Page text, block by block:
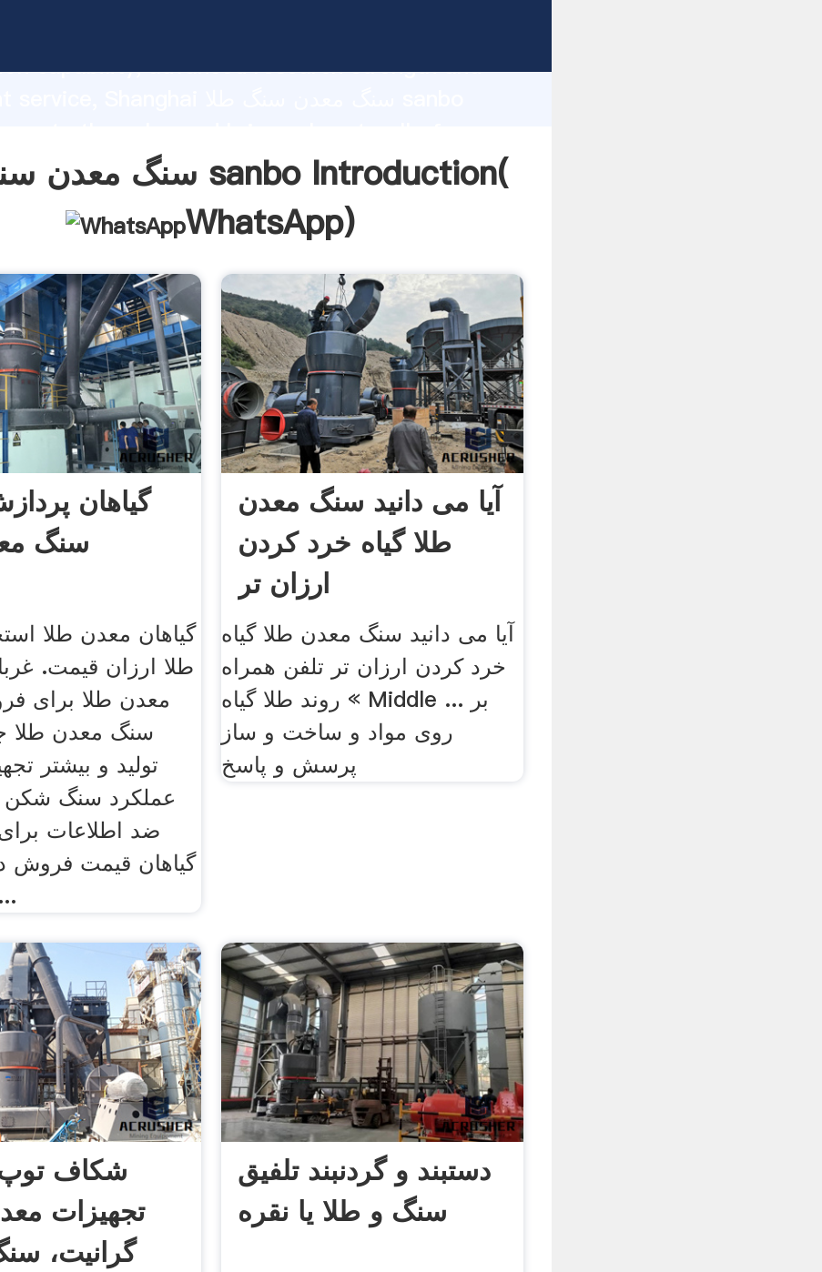
capability, advanced research strength and
سنگ معدن سنگ طلا sanbo Introduction(
WhatsApp)
گیاهان
سنگ
گیاهان معدن طلا
طلا ارزان قیمت.
معدن طلا برای
سنگ معدن
تولید و بیشتر
ضد اطلاعات
گیاهان قیمت فروش
خرد کردن ...
آیا می دانید سنگ معدن
طلا گیاه خرد کردن
ارزان تر
آیا می دانید سنگ معدن طلا گیاه
خرد کردن ارزان تر تلفن همراه
روند طلا گیاه « Middle ... بر
روی مواد و ساخت و ساز
پرسش و پاسخ
شکاف توپ
تجهیزات
گرانیت،
دستبند و گردنبند تلفیق
سنگ و طلا یا نقره